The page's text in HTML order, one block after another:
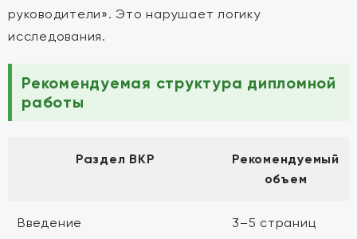
руководители». Это нарушает логику
исследования.
Рекомендуемая структура дипломной
работы
Раздел ВКР
Рекомендуемый
объем
Введение 3–5 страниц